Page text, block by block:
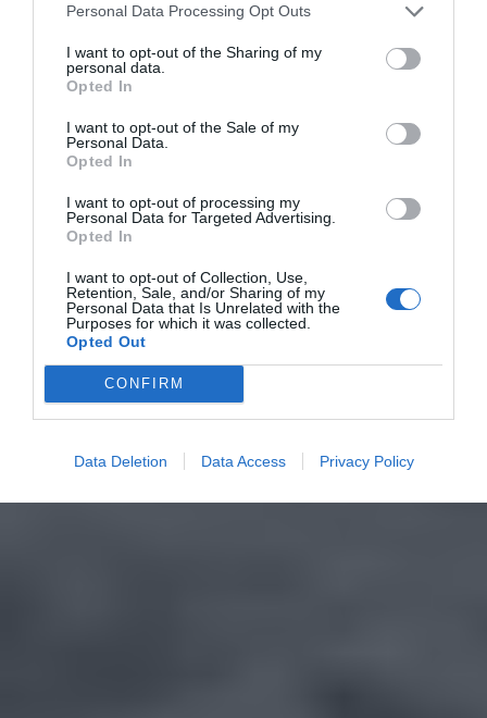
Personal Data Processing Opt Outs
I want to opt-out of the Sharing of my
personal data.
Opted In
I want to opt-out of the Sale of my
Personal Data.
Opted In
I want to opt-out of processing my
Personal Data for Targeted Advertising.
Opted In
I want to opt-out of Collection, Use,
Retention, Sale, and/or Sharing of my
Personal Data that Is Unrelated with the
Purposes for which it was collected.
Opted Out
CONFIRM
Data Deletion Data Access Privacy Policy